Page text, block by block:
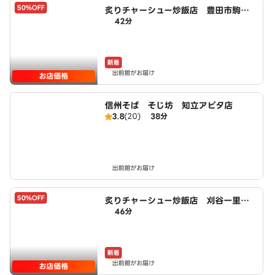
50%OFF
お店価格
炙りチャーシュー炒飯店 豊田市駒新
町店 powered by LAWSON
42分
新着
出前館がお届け
信州そば そじ坊 知立アピタ店
3.8(20) 38分
出前館がお届け
50%OFF
お店価格
炙りチャーシュー炒飯店 刈谷一里山
町店 powered by LAWSON
46分
新着
出前館がお届け